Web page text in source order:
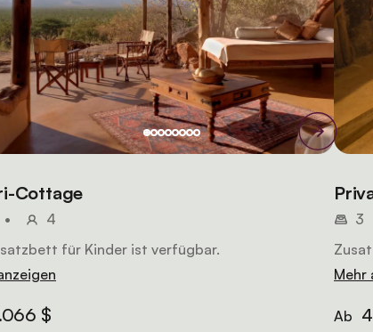
Cottage
•
4
für Kinder ist verfügbar.
$
3
Mehr
Ab